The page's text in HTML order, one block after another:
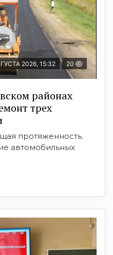
2026, 15:32 20
районах
трех
протяженность.
автомобильных